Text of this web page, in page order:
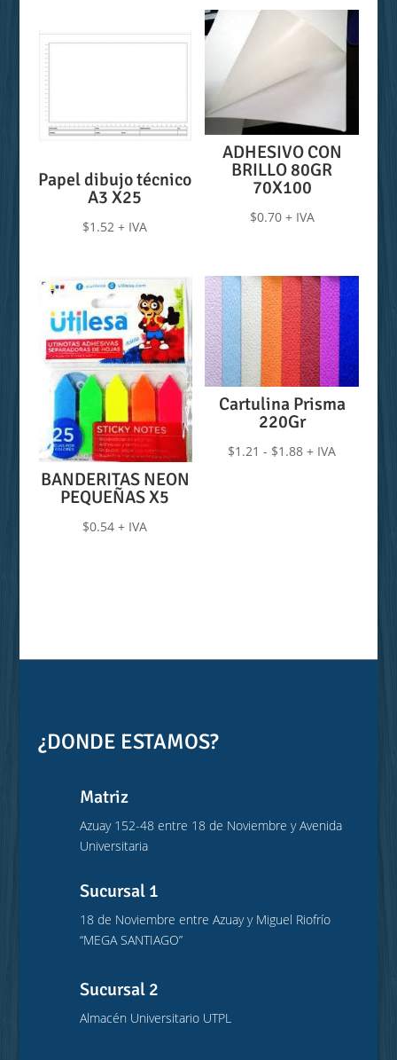
Papel dibujo técnico
A3 X25
$1.52 + IVA
ADHESIVO CON
BRILLO 80GR
70X100
$0.70 + IVA
BANDERITAS NEON
PEQUEÑAS X5
$0.54 + IVA
Cartulina Prisma
220Gr
$1.21 - $1.88Rango
+ IVA
¿DONDE ESTAMOS?
Matriz
Azuay 152-48 entre 18 de Noviembre y Avenida
Universitaria
Sucursal 1
18 de Noviembre entre Azuay y Miguel Riofrío
“MEGA SANTIAGO”
Sucursal 2
Almacén Universitario UTPL